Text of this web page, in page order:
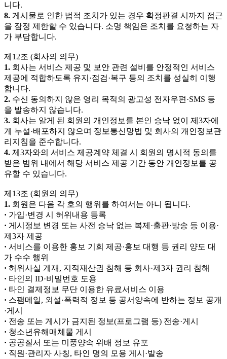
니다.
8. 게시물로 인한 법적 조치가 있는 경우 확정판결 시까지 접근
을 잠정 제한할 수 있습니다. 소명 책임은 조치를 요청하는 자
가 부담합니다.
제12조 (회사의 의무)
1. 회사는 서비스 제공 및 보안 관련 설비를 안정적인 서비스
제공에 적합하도록 유지·점검·복구 등의 조치를 성실히 이행
합니다.
2. 수신 동의하지 않은 영리 목적의 광고성 전자우편·SMS 등
을 발송하지 않습니다.
3. 회사는 알게 된 회원의 개인정보를 본인 승낙 없이 제3자에
게 누설·배포하지 않으며 정보통신망법 및 회사의 개인정보관
리지침을 준수합니다.
4. 제3자와의 서비스 제공계약 체결 시 회원의 명시적 동의를
받은 범위 내에서 해당 서비스 제공 기간 동안 개인정보를 공
유할 수 있습니다.
제13조 (회원의 의무)
1. 회원은 다음 각 호의 행위를 하여서는 아니 됩니다.
· 가입·변경 시 허위내용 등록
· 게시정보 변경 또는 사전 승낙 없는 복제·출판·방송 등 이용·
제3자 제공
· 서비스를 이용한 홍보 기회 제공·홍보 대행 등 권리 양도 대
가 수수 행위
· 허위사실 게재, 지적재산권 침해 등 회사·제3자 권리 침해
· 타인의 ID·비밀번호 도용
· 타인 결제정보 무단 이용한 유료서비스 이용
· 스팸메일, 외설·폭력적 정보 등 공서양속에 반하는 정보 공개
·게시
· 전송 또는 게시가 금지된 정보(프로그램 등) 전송·게시
· 청소년유해매체물 게시
· 공공질서 또는 미풍양속 위배 정보 유포
· 직원·관리자 사칭, 타인 명의 모용 게시·발송